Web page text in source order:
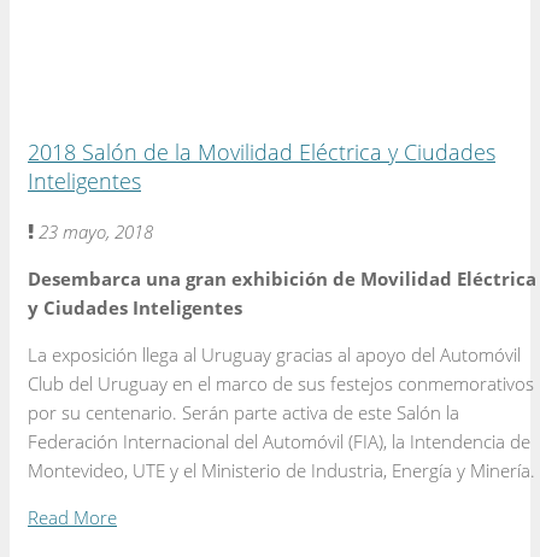
2018 Salón de la Movilidad Eléctrica y Ciudades
Inteligentes
23 mayo, 2018
Desembarca una gran exhibición de Movilidad Eléctrica
y Ciudades Inteligentes
La exposición llega al Uruguay gracias al apoyo del Automóvil
Club del Uruguay en el marco de sus festejos conmemorativos
por su centenario. Serán parte activa de este Salón la
Federación Internacional del Automóvil (FIA), la Intendencia de
Montevideo, UTE y el Ministerio de Industria, Energía y Minería.
Read More